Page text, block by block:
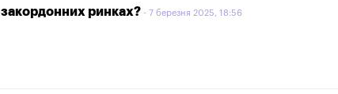
закордонних ринках? 7 березня 2025, 18:56